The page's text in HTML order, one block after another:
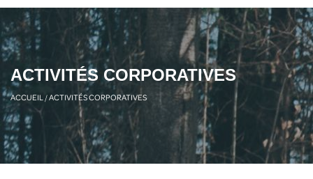
ACTIVITÉS CORPORATIVES
ACCUEIL/ACTIVITÉS CORPORATIVES